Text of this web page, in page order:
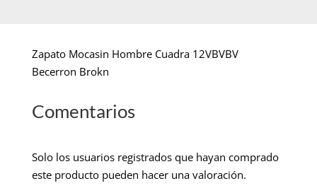
Zapato Mocasin Hombre Cuadra 12VBVBV
Becerron Brokn
Comentarios
Solo los usuarios registrados que hayan comprado
este producto pueden hacer una valoración.